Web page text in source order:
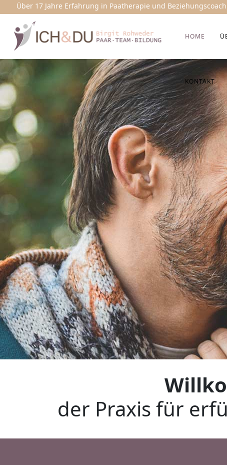
Über 17 Jahre Erfahrung in Paatherapie und
HOME
KONTAKT
der Praxis für